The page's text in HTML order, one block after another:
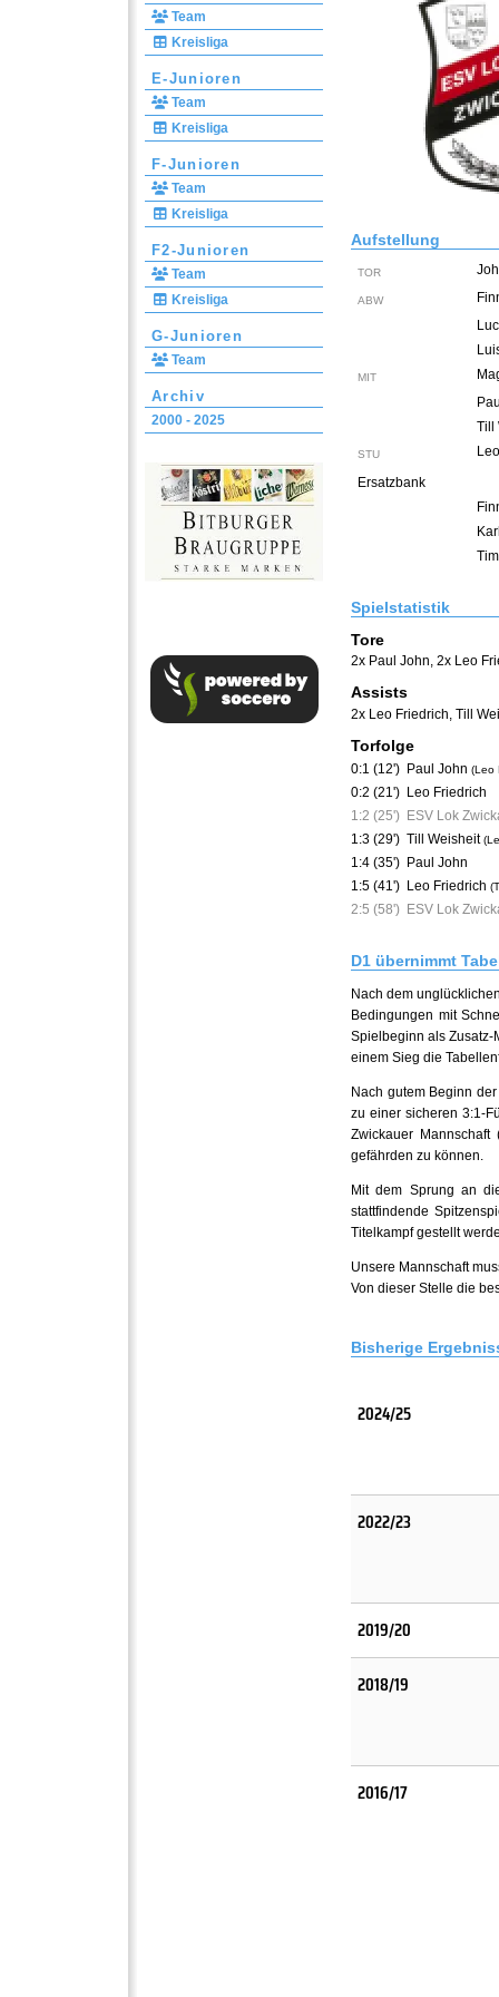
Team
Kreisliga
E-Junioren
Team
Kreisliga
F-Junioren
Team
Kreisliga
F2-Junioren
Team
Kreisliga
G-Junioren
Team
Archiv
2000 - 2025
Aufstellung
TOR
ABW
MIT
Till
STU
Ersatzbank
Spielstatistik
Tore
2x Paul John, 2x Leo
Assists
2x Leo Friedrich Till
Torfolge
0:1 (12') Paul John (Leo
0:2 (21') Leo Friedrich
1:2 (25') ESV Lok
1:3 (29') Till Weisheit
1:4 (35') Paul John
1:5 (41') Leo Friedrich
2:5 (58') ESV Lok
D1 übernimmt
Nach dem
Bedingungen mit
Spielbeginn als
einem Sieg die
Nach gutem Beginn
zu einer sicheren 3:1-
Zwickauer
gefährden zu können.
Mit dem Sprung an
stattfindende
Titelkampf gestellt
Unsere Mannschaft
Von dieser Stelle die
Bisherige
2024/25
2022/23
2019/20
2018/19
2016/17